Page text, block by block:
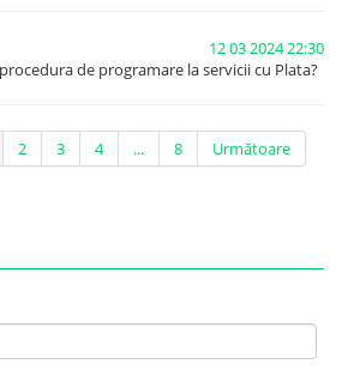
12 03 2024 22:30
de programare la servicii cu Plata?
2 3 4 ... 8 Următoare